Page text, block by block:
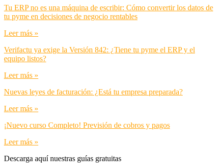
Tu ERP no es una máquina de escribir: Cómo convertir los datos de
tu pyme en decisiones de negocio rentables
Leer más »
Verifactu ya exige la Versión 842: ¿Tiene tu pyme el ERP y el
equipo listos?
Leer más »
Nuevas leyes de facturación: ¿Está tu empresa preparada?
Leer más »
¡Nuevo curso Completo! Previsión de cobros y pagos
Leer más »
Descarga aquí nuestras guías gratuitas